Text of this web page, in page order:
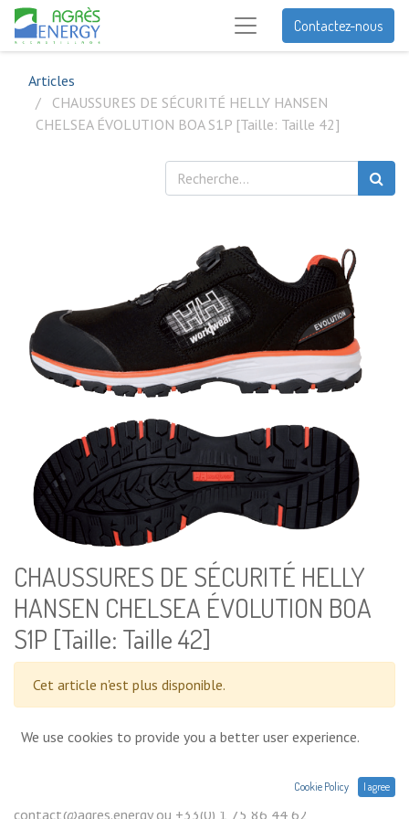
Contactez-nous
Articles
CHAUSSURES DE SÉCURITÉ HELLY HANSEN
CHELSEA ÉVOLUTION BOA S1P [Taille: Taille 42]
CHAUSSURES DE SÉCURITÉ HELLY
HANSEN CHELSEA ÉVOLUTION BOA
S1P [Taille: Taille 42]
Cet article n'est plus disponible.
Conditions générales
livraisons ou retrait en magasin. Une question sur un produit :
contact@agres.energy ou +33(0) 1 75 86 44 62
We use cookies to provide you a better user experience.
Cookie Policy I agree